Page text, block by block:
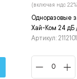
Одноразовые
Хай-Ком 24 дБ
Артикул: 2112101
(включая ндс